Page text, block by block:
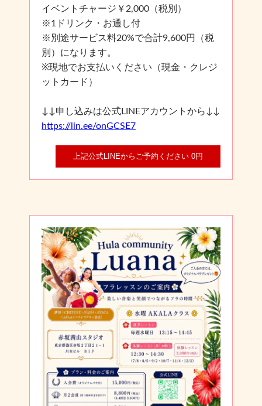
イベントチャージ￥2,000（税別）
※1ドリンク・お通し付
※別途サービス料20%で合計9,600円（税
別）になります。
※現地でお支払いください（現金・クレジ
ットカード）
↓↓申し込みは公式LINEアカウントから↓↓
https://lin.ee/onGCSE7
上記公式LINEからご予約ください 0円